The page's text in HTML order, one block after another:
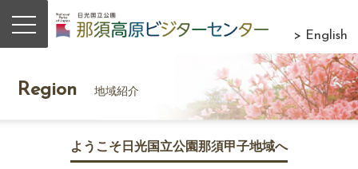
> English
Region 地域紹介
ようこそ日光国立公園那須甲子地域へ